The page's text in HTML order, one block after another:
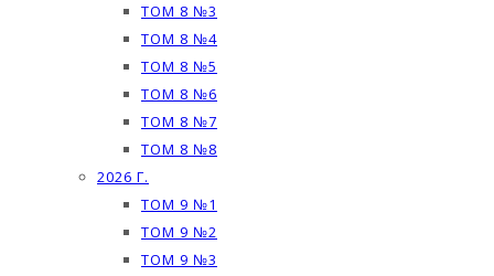
ТОМ 8 №3
ТОМ 8 №4
ТОМ 8 №5
ТОМ 8 №6
ТОМ 8 №7
ТОМ 8 №8
2026 Г.
ТОМ 9 №1
ТОМ 9 №2
ТОМ 9 №3